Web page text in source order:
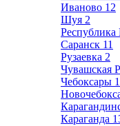
Иваново 12
Шуя 2
Саранск 11
Рузаевка 2
Чувашская
Чебоксары
Караганда